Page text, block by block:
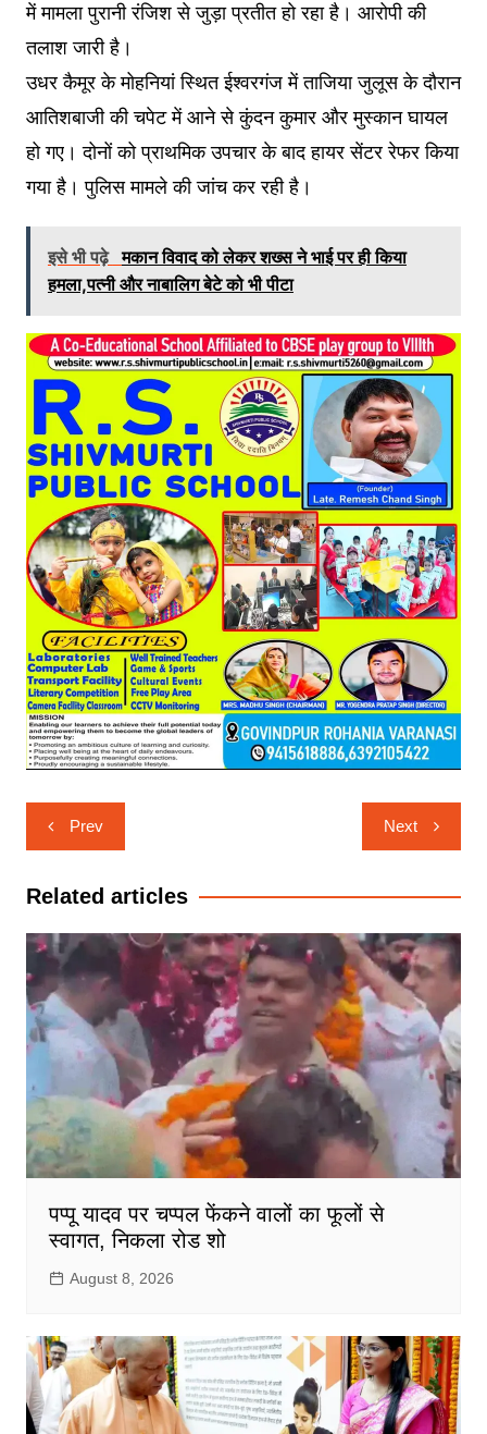
में मामला पुरानी रंजिश से जुड़ा प्रतीत हो रहा है। आरोपी की
तलाश जारी है।
उधर कैमूर के मोहनियां स्थित ईश्वरगंज में ताजिया जुलूस के दौरान
आतिशबाजी की चपेट में आने से कुंदन कुमार और मुस्कान घायल
हो गए। दोनों को प्राथमिक उपचार के बाद हायर सेंटर रेफर किया
गया है। पुलिस मामले की जांच कर रही है।
इसे भी पढ़े मकान विवाद को लेकर शख्स ने भाई पर ही किया
हमला,पत्नी और नाबालिग बेटे को भी पीटा
Post
navigation
Prev Next
Related articles
पप्पू यादव पर चप्पल फेंकने वालों का फूलों से
स्वागत, निकला रोड शो
August 8, 2026